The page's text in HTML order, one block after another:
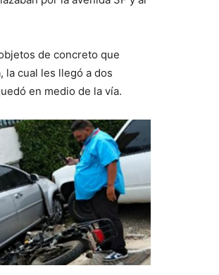
de concreto que
la cual les llegó a dos
en medio de la vía.